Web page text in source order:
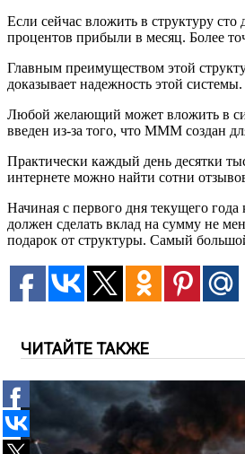
Если сейчас вложить в структуру
процентов прибыли в месяц. Более
Главным преимуществом этой
доказывает надежность этой системы.
Любой желающий может вложить в
введен из-за того, что МММ создан
Практически каждый день десятки
интернете можно найти сотни
Начиная с первого дня текущего
должен сделать вклад на сумму не
подарок от структуры. Самый
ЧИТАЙТЕ ТАКЖЕ